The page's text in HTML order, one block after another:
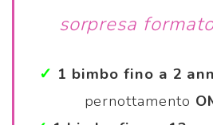
sorpresa
✓ 1 bimbo fino a 2
pernottamento